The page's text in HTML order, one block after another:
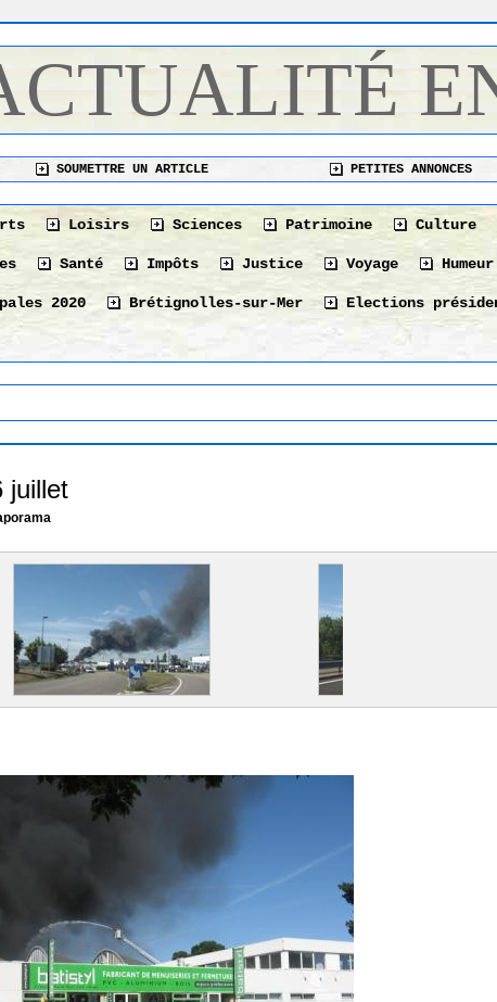
SOUMETTRE UN ARTICLE PETITES ANNONCES
Loisirs Sciences Patrimoine Culture
Santé Impôts Justice Voyage Humeur
2020 Brétignolles-sur-Mer Elections
juillet